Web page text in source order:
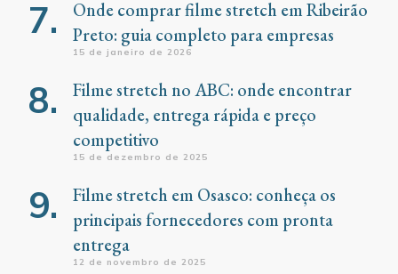
Onde comprar filme stretch em Ribeirão
Preto: guia completo para empresas
15 de janeiro de 2026
Filme stretch no ABC: onde encontrar
qualidade, entrega rápida e preço
competitivo
15 de dezembro de 2025
Filme stretch em Osasco: conheça os
principais fornecedores com pronta
entrega
12 de novembro de 2025